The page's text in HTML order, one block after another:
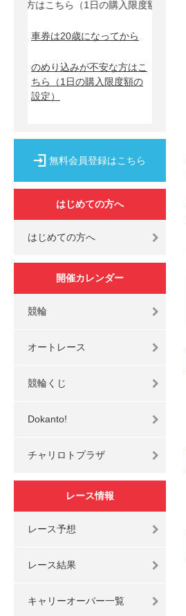
こちら（1日の購入限度額の設定）↓
車券は20歳になってから
のめり込みが不安な方はこ
ちら
（1日の購入限度額の
設定）
無料会員登録はこちら
はじめての方へ
はじめての方へ
開催カレンダー
競輪
オートレース
競輪くじ
Dokanto!
チャリロトプラザ
レース情報
レース予想
レース結果
キャリーオーバー一覧